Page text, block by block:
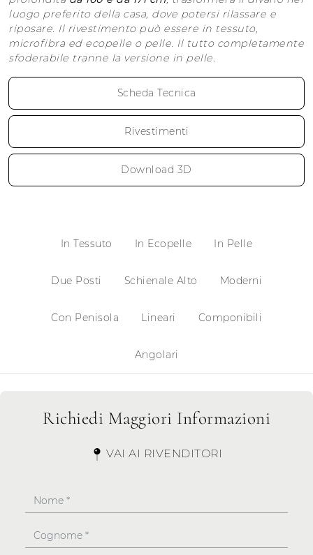
luogo preferito della casa, dove potersi rilassare e
riposare. Il rivestimento può essere in tessuto,
microfibra ed ecopelle o pelle. Il tutto completamente
sfoderabile tranne la versione in pelle.
Scheda Tecnica
Rivestimenti
Download 3D
In Tessuto In Ecopelle In Pelle
Due Posti Schienale Alto Moderni
Con Penisola Lineari Componibili
Angolari
Richiedi Maggiori Informazioni
VAI AI RIVENDITORI